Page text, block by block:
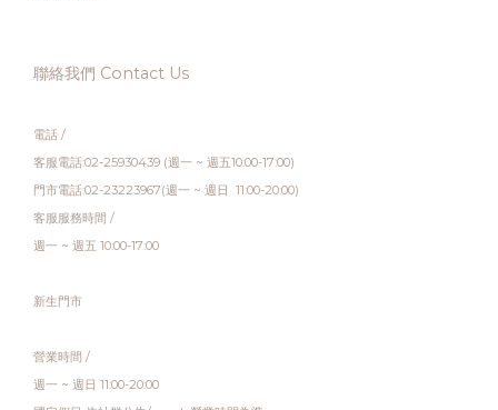
聯絡我們 Contact Us
電話 /
客服電話:02-25930439 (週一 ~ 週五10:00-17:00)
門市電話:02-23223967(週一 ~ 週日 11:00-20:00)
客服服務時間 /
週一 ~ 週五 10:00-17:00
新生門市
營業時間 /
週一 ~ 週日 11:00-20:00